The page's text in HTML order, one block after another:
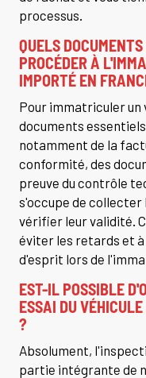
processus.
QUELS
PROCÉDER À
IMPORTÉ EN
Pour immatriculer un
documents
notamment de la
conformité, des
preuve du contrôle
s'occupe de collecter
vérifier leur validité.
éviter les retards et
d'esprit lors de
EST-IL POSSIBLE
ESSAI DU
?
Absolument,
partie intégrante de